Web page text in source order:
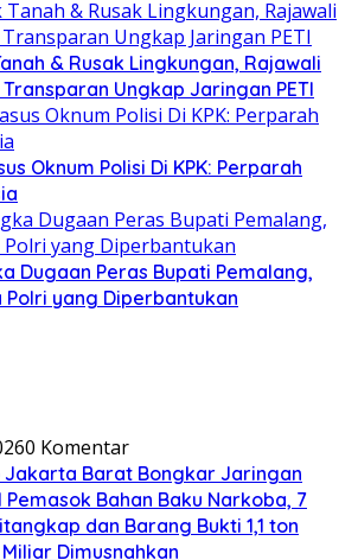
& Rusak Lingkungan, Rajawali
Ungkap Jaringan PETI
Oknum Polisi Di KPK: Perparah
Dugaan Peras Bupati Pemalang,
yang Diperbantukan
0 Komentar
Jakarta Barat Bongkar Jaringan
Bahan Baku Narkoba, 7
dan Barang Bukti 1,1 ton
Miliar Dimusnahkan